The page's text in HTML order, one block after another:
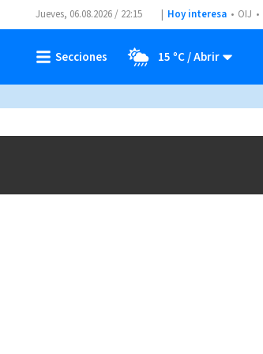
Jueves, 06.08.2026 / 22:15 Hoy interesa OIJ
15 ºC